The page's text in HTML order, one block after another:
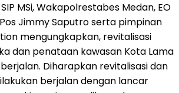
MSi, Wakapolrestabes Medan, EO
Jimmy Saputro serta pimpinan
mengungkapkan, revitalisasi
dan penataan kawasan Kota Lama
Diharapkan revitalisasi dan
berjalan dengan lancar